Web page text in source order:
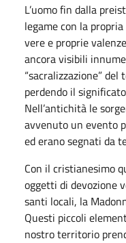
L’uomo fin dalla
legame con la
vere e proprie
ancora visibili
“sacralizzazione”
perdendo il
Nell’antichità le
avvenuto un evento
ed erano segnati da
Con il cristianesimo
oggetti di devozione
santi locali, la
Questi piccoli
nostro territorio